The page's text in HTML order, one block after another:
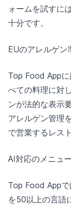
ォームを試すに
十分です。
EUのアレルゲン
Top Food App
べての料理に対
ンが法的な表示
アレルゲン管理
で営業するレス
AI対応のメニュ
Top Food App
を50以上の言語